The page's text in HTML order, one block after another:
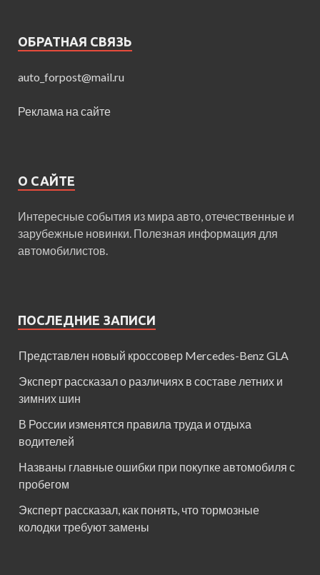
ОБРАТНАЯ СВЯЗЬ
auto_forpost@mail.ru
Реклама на сайте
О САЙТЕ
Интересные события из мира авто, отечественные и
зарубежные новинки. Полезная информация для
автомобилистов.
ПОСЛЕДНИЕ ЗАПИСИ
Представлен новый кроссовер Mercedes-Benz GLA
Эксперт рассказал о различиях в составе летних и
зимних шин
В России изменятся правила труда и отдыха
водителей
Названы главные ошибки при покупке автомобиля с
пробегом
Эксперт рассказал, как понять, что тормозные
колодки требуют замены